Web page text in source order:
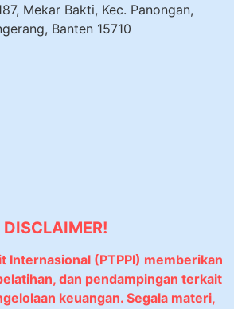
Mekar Bakti, Kec. Panongan,
Banten 15710
DISCLAIMER!
Internasional (PTPPI) memberikan
dan pendampingan terkait
keuangan. Segala materi,